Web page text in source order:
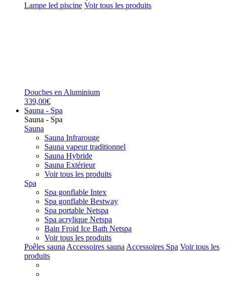
Lampe led piscine Voir tous les produits
Douches en Aluminium
339,00€
Sauna - Spa
Sauna - Spa
Sauna
Sauna Infrarouge
Sauna vapeur traditionnel
Sauna Hybride
Sauna Extérieur
Voir tous les produits
Spa
Spa gonflable Intex
Spa gonflable Bestway
Spa portable Netspa
Spa acrylique Netspa
Bain Froid Ice Bath Netspa
Voir tous les produits
Poêles sauna Accessoires sauna Accessoires Spa Voir tous les
produits